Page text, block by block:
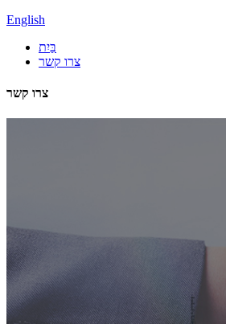
English
בַּיִת
צרו קשר
צרו קשר